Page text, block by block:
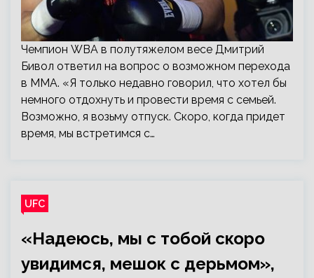
Чемпион WBA в полутяжелом весе Дмитрий
Бивол ответил на вопрос о возможном перехода
в ММА. «Я только недавно говорил, что хотел бы
немного отдохнуть и провести время с семьей.
Возможно, я возьму отпуск. Скоро, когда придет
время, мы встретимся с…
UFC
«Надеюсь, мы с тобой скоро
увидимся, мешок с дерьмом»,